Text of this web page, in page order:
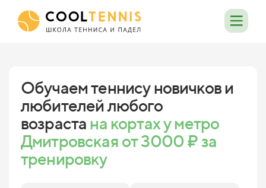
Обучаем теннису новичков и
любителей любого
возраста на кортах у метро
Дмитровская от 3000 ₽ за
тренировку